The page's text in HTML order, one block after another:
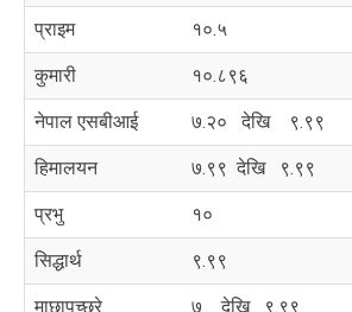
प्राइम १०.५
कुमारी १०.८९६
नेपाल एसबीआई ७.२० देखि ९.९९
हिमालयन ७.९९ देखि ९.९९
प्रभु १०
सिद्धार्थ ९.९९
माछापुच्छ्रे ७ देखि ९.९९